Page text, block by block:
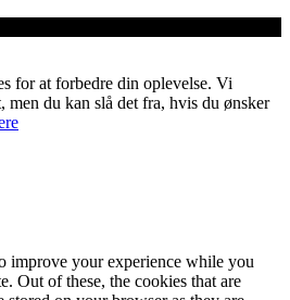
for at forbedre din oplevelse. Vi
men du kan slå det fra, hvis du ønsker
improve your experience while you
Out of these, the cookies that are